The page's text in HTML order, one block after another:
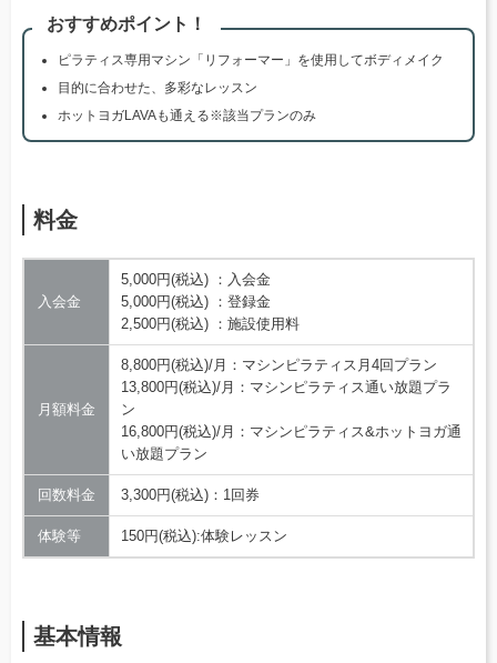
おすすめポイント！
ピラティス専用マシン「リフォーマー」を使用してボディメイク
目的に合わせた、多彩なレッスン
ホットヨガLAVAも通える※該当プランのみ
料金
入会金
5,000円(税込) ：入会金
5,000円(税込) ：登録金
2,500円(税込) ：施設使用料
月額料金
8,800円(税込)/月：マシンピラティス月4回プラン
13,800円(税込)/月：マシンピラティス通い放題プラ
ン
16,800円(税込)/月：マシンピラティス&ホットヨガ通
い放題プラン
回数料金 3,300円(税込)：1回券
体験等 150円(税込):体験レッスン
基本情報